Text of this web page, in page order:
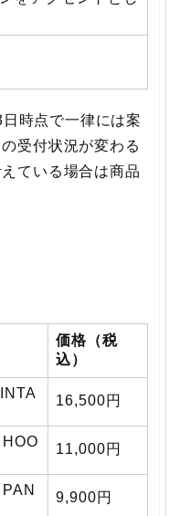
時点で一律には案
受付状況が変わる
ている場合は商品
価格（税
込）
16,500円
11,000円
9,900円